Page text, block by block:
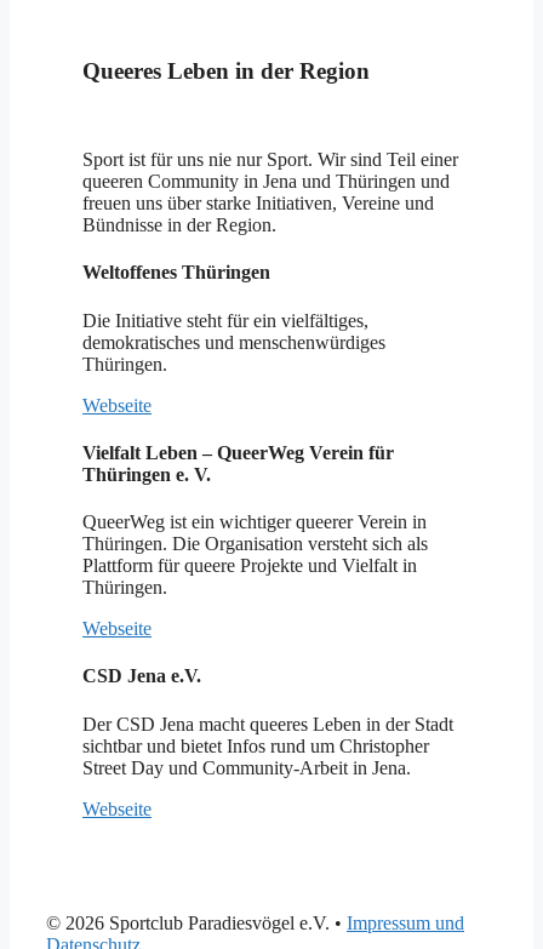
Queeres Leben in der Region
Sport ist für uns nie nur Sport. Wir sind Teil einer
queeren Community in Jena und Thüringen und
freuen uns über starke Initiativen, Vereine und
Bündnisse in der Region.
Weltoffenes Thüringen
Die Initiative steht für ein vielfältiges,
demokratisches und menschenwürdiges
Thüringen.
Webseite
Vielfalt Leben – QueerWeg Verein für
Thüringen e. V.
QueerWeg ist ein wichtiger queerer Verein in
Thüringen. Die Organisation versteht sich als
Plattform für queere Projekte und Vielfalt in
Thüringen.
Webseite
CSD Jena e.V.
Der CSD Jena macht queeres Leben in der Stadt
sichtbar und bietet Infos rund um Christopher
Street Day und Community-Arbeit in Jena.
Webseite
© 2026 Sportclub Paradiesvögel e.V. • Impressum und
Datenschutz